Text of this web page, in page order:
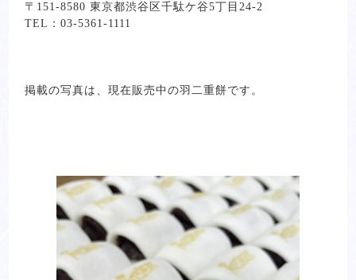
〒151-8580 東京都渋谷区千駄ケ谷5丁目24-2
TEL：03-5361-1111
掲載の写真は、現在販売中の羽二重餅です。